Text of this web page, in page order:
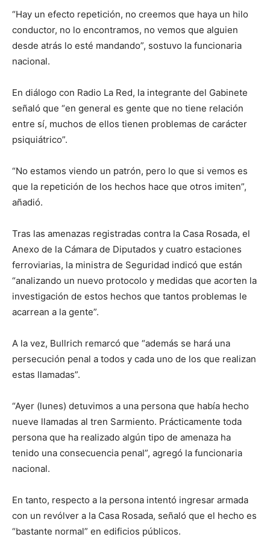
“Hay un efecto repetición, no creemos que haya un hilo
conductor, no lo encontramos, no vemos que alguien
desde atrás lo esté mandando”, sostuvo la funcionaria
nacional.
En diálogo con Radio La Red, la integrante del Gabinete
señaló que “en general es gente que no tiene relación
entre sí, muchos de ellos tienen problemas de carácter
psiquiátrico”.
“No estamos viendo un patrón, pero lo que si vemos es
que la repetición de los hechos hace que otros imiten”,
añadió.
Tras las amenazas registradas contra la Casa Rosada, el
Anexo de la Cámara de Diputados y cuatro estaciones
ferroviarias, la ministra de Seguridad indicó que están
“analizando un nuevo protocolo y medidas que acorten la
investigación de estos hechos que tantos problemas le
acarrean a la gente”.
A la vez, Bullrich remarcó que “además se hará una
persecución penal a todos y cada uno de los que realizan
estas llamadas”.
“Ayer (lunes) detuvimos a una persona que había hecho
nueve llamadas al tren Sarmiento. Prácticamente toda
persona que ha realizado algún tipo de amenaza ha
tenido una consecuencia penal”, agregó la funcionaria
nacional.
En tanto, respecto a la persona intentó ingresar armada
con un revólver a la Casa Rosada, señaló que el hecho es
“bastante normal” en edificios públicos.